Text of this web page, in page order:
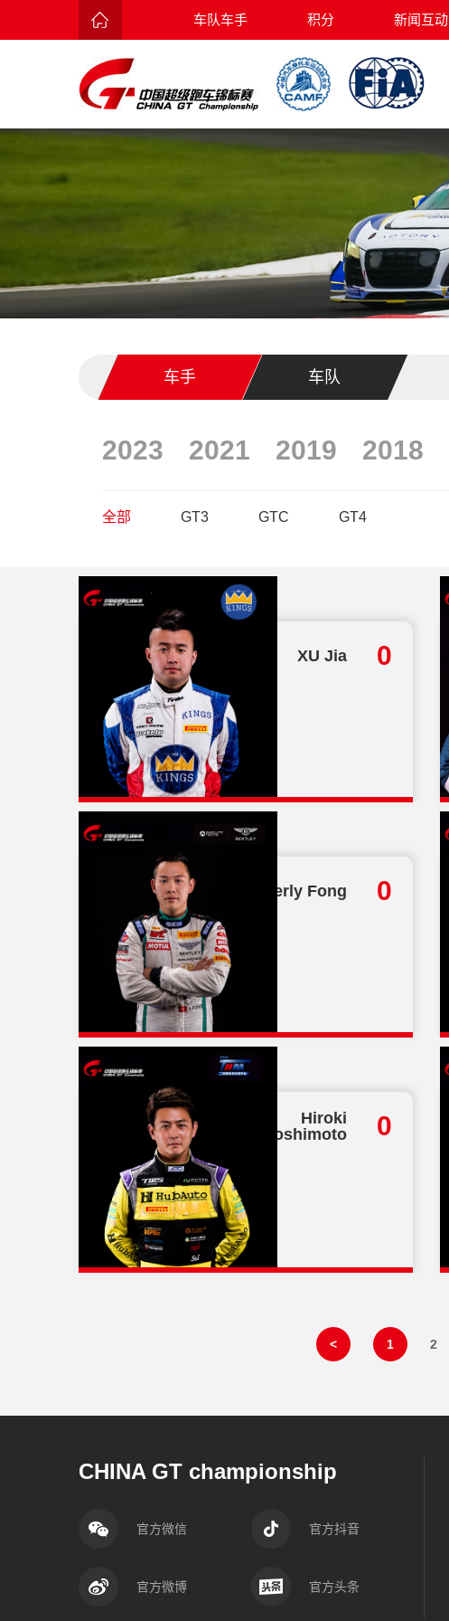
车队车手 积分 新闻互动
车手 车队
2023 2021 2019 2018
全部 GT3 GTC GT4
XU Jia 0
Adderly Fong 0
Hiroki
Yoshimoto
0
< 1 2
CHINA GT championship
官方微信 官方抖音
官方微博 官方头条